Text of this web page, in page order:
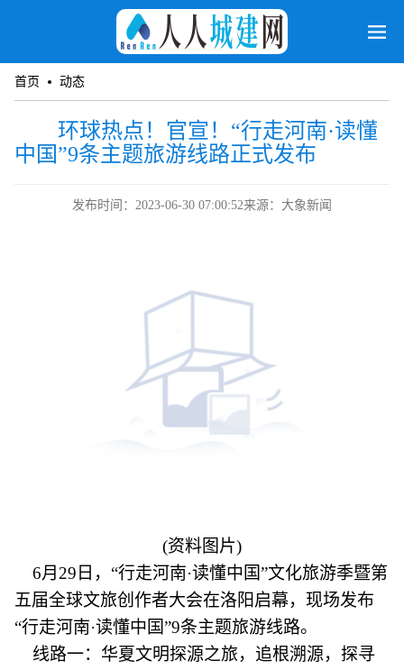
首页 动态
环球热点！官宣！“行走河南·读懂
中国”9条主题旅游线路正式发布
发布时间：2023-06-30 07:00:52来源：大象新闻
(资料图片)
6月29日，“行走河南·读懂中国”文化旅游季暨第
五届全球文旅创作者大会在洛阳启幕，现场发布
“行走河南·读懂中国”9条主题旅游线路。
线路一：华夏文明探源之旅，追根溯源，探寻